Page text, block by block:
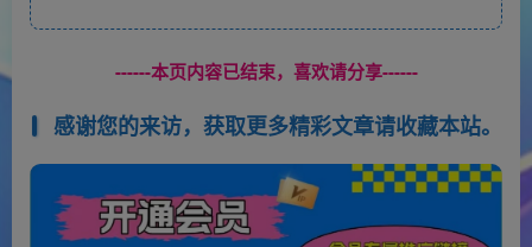
------本页内容已结束，喜欢请分享------
感谢您的来访，获取更多精彩文章请收藏本站。